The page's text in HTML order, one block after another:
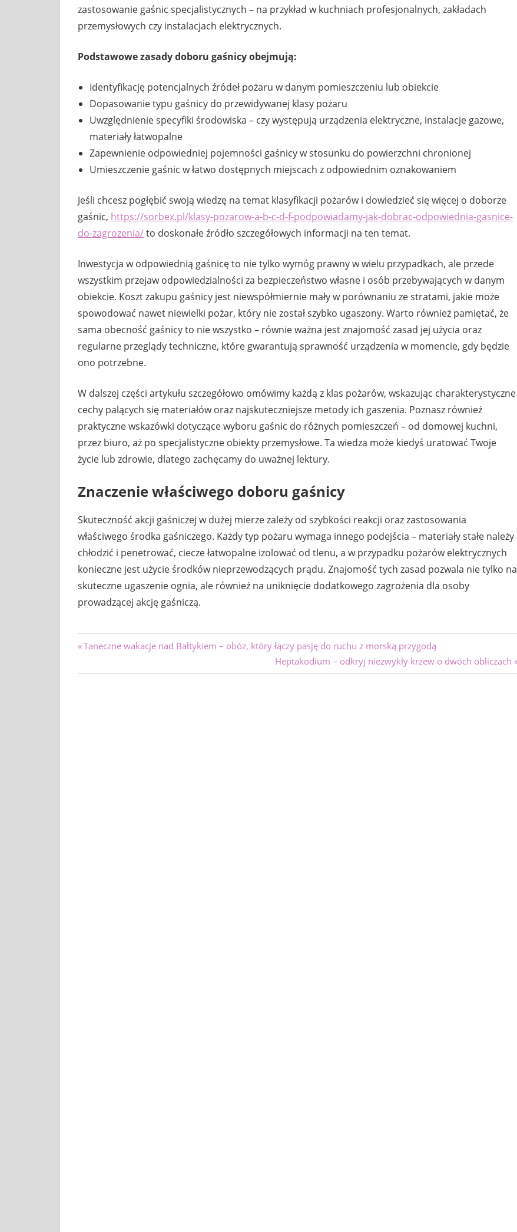
zastosowanie gaśnic specjalistycznych – na przykład w kuchniach profesjonalnych, zakładach
przemysłowych czy instalacjach elektrycznych.
Podstawowe zasady doboru gaśnicy obejmują:
Identyfikację potencjalnych źródeł pożaru w danym pomieszczeniu lub obiekcie
Dopasowanie typu gaśnicy do przewidywanej klasy pożaru
Uwzględnienie specyfiki środowiska – czy występują urządzenia elektryczne, instalacje gazowe,
materiały łatwopalne
Zapewnienie odpowiedniej pojemności gaśnicy w stosunku do powierzchni chronionej
Umieszczenie gaśnic w łatwo dostępnych miejscach z odpowiednim oznakowaniem
Jeśli chcesz pogłębić swoją wiedzę na temat klasyfikacji pożarów i dowiedzieć się więcej o doborze
gaśnic, https://sorbex.pl/klasy-pozarow-a-b-c-d-f-podpowiadamy-jak-dobrac-odpowiednia-gasnice-
do-zagrozenia/to doskonałe źródło szczegółowych informacji na ten temat.
Inwestycja w odpowiednią gaśnicę to nie tylko wymóg prawny w wielu przypadkach, ale przede
wszystkim przejaw odpowiedzialności za bezpieczeństwo własne i osób przebywających w danym
obiekcie. Koszt zakupu gaśnicy jest niewspółmiernie mały w porównaniu ze stratami, jakie może
spowodować nawet niewielki pożar, który nie został szybko ugaszony. Warto również pamiętać, że
sama obecność gaśnicy to nie wszystko – równie ważna jest znajomość zasad jej użycia oraz
regularne przeglądy techniczne, które gwarantują sprawność urządzenia w momencie, gdy będzie
ono potrzebne.
W dalszej części artykułu szczegółowo omówimy każdą z klas pożarów, wskazując charakterystyczne
cechy palących się materiałów oraz najskuteczniejsze metody ich gaszenia. Poznasz również
praktyczne wskazówki dotyczące wyboru gaśnic do różnych pomieszczeń – od domowej kuchni,
przez biuro, aż po specjalistyczne obiekty przemysłowe. Ta wiedza może kiedyś uratować Twoje
życie lub zdrowie, dlatego zachęcamy do uważnej lektury.
Znaczenie właściwego doboru gaśnicy
Skuteczność akcji gaśniczej w dużej mierze zależy od szybkości reakcji oraz zastosowania
właściwego środka gaśniczego. Każdy typ pożaru wymaga innego podejścia – materiały stałe należy
chłodzić i penetrować, ciecze łatwopalne izolować od tlenu, a w przypadku pożarów elektrycznych
konieczne jest użycie środków nieprzewodzących prądu. Znajomość tych zasad pozwala nie tylko na
skuteczne ugaszenie ognia, ale również na uniknięcie dodatkowego zagrożenia dla osoby
prowadzącej akcję gaśniczą.
Nawigacja
wpisu
Previous
Taneczne wakacje nad Bałtykiem – obóz, który łączy pasję do ruchu z morską przygodą
Next
Post:
Heptakodium – odkryj niezwykły krzew o dwóch obliczach